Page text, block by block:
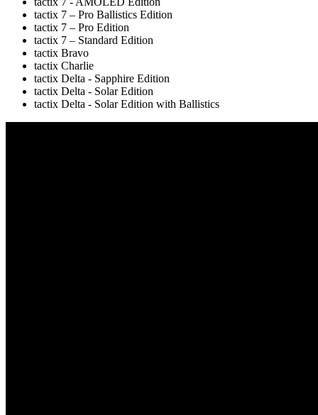
tactix 7 – Pro Ballistics Edition
tactix 7 – Pro Edition
tactix 7 – Standard Edition
tactix Bravo
tactix Charlie
tactix Delta - Sapphire Edition
tactix Delta - Solar Edition
tactix Delta - Solar Edition with Ballistics